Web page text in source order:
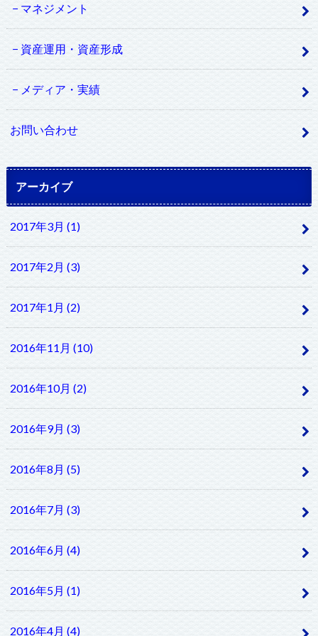
マネジメント
資産運用・資産形成
メディア・実績
お問い合わせ
アーカイブ
2017年3月 (1)
2017年2月 (3)
2017年1月 (2)
2016年11月 (10)
2016年10月 (2)
2016年9月 (3)
2016年8月 (5)
2016年7月 (3)
2016年6月 (4)
2016年5月 (1)
2016年4月 (4)